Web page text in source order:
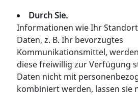
Durch Sie.
Informationen wie Ihr
Daten, z. B. Ihr bevorzugtes
Kommunikationsmittel,
diese freiwillig zur Verfügung
Daten nicht mit
kombiniert werden, lassen sie